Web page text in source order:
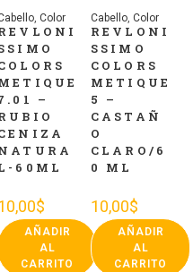
,Color
–
60ML
$
AÑADIR
AL
CARRITO
Cabello,Color
REVLONI
SSIMO
COLORS
METIQUE
5 –
CASTAÑ
O
CLARO/6
0 ML
10,00$
AÑADIR
AL
CARRITO